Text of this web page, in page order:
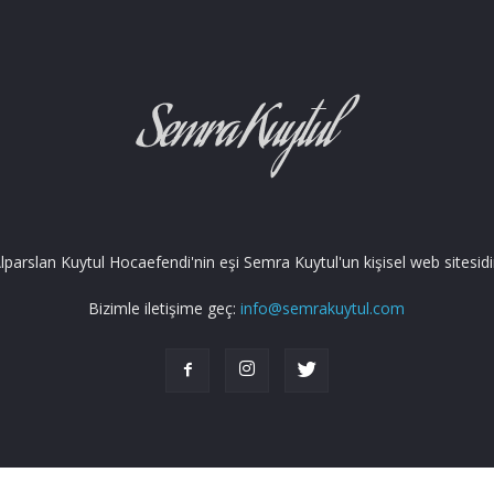
Kuytul Hocaefendi'nin eşi Semra Kuytul'un kişisel web
Bizimle iletişime geç:info@semrakuytul.com